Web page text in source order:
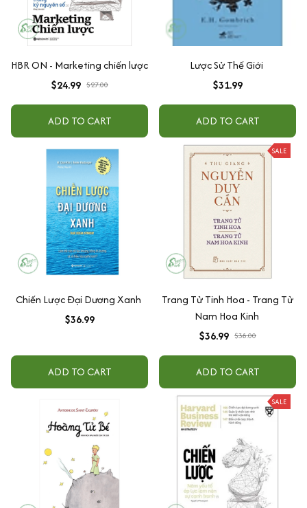
HBR ON - Marketing chiến lược
$24.99 $27.00
ADD TO CART
Lược Sử Thế Giới
$31.99
ADD TO CART
Chiến Lược Đại Dương Xanh
$36.99
ADD TO CART
SALE
Trang Tử Tinh Hoa - Trang Tử
Nam Hoa Kinh
$36.99 $38.00
ADD TO CART
SALE